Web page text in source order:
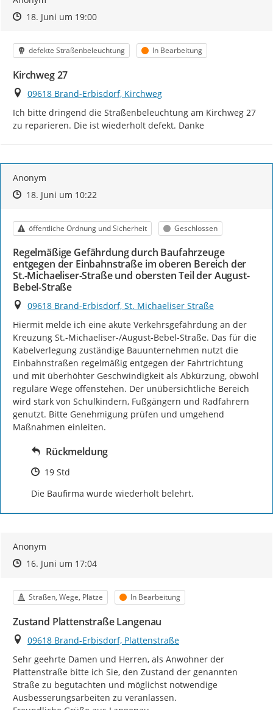
Zeitpunkt des Erstellens
Zeitpunkt des Erstellens
18. Juni um 19:00Zur Äußerung
Kategorie
defekte Straßenbeleuchtung Status
In Bearbeitung
Kirchweg 27
Ort
09618 Brand-Erbisdorf, Kirchweg
Ich bitte dringend die Straßenbeleuchtung am Kirchweg 27
zu reparieren. Die ist wiederholt defekt. Danke
Anonym
Zeitpunkt des Erstellens
Zeitpunkt des Erstellens
18. Juni um 10:22Zur Äußerung
Kategorie
öffentliche Ordnung und Sicherheit Status
Geschlossen
Regelmäßige Gefährdung durch Baufahrzeuge
entgegen der Einbahnstraße im oberen Bereich der
St.-Michaeliser-Straße und obersten Teil der August-
Bebel-Straße
Ort
09618 Brand-Erbisdorf, St. Michaeliser Straße
Hiermit melde ich eine akute Verkehrsgefährdung an der
Kreuzung St.-Michaeliser-/August-Bebel-Straße. Das für die
Kabelverlegung zuständige Bauunternehmen nutzt die
Einbahnstraßen regelmäßig entgegen der Fahrtrichtung
und mit überhöhter Geschwindigkeit als Abkürzung, obwohl
reguläre Wege offenstehen. Der unübersichtliche Bereich
wird stark von Schulkindern, Fußgängern und Radfahrern
genutzt. Bitte Genehmigung prüfen und umgehend
Maßnahmen einleiten.
Rückmeldung
Zeitpunkt des Erstellens
19 Std
Die Baufirma wurde wiederholt belehrt.
Anonym
Zeitpunkt des Erstellens
Zeitpunkt des Erstellens
16. Juni um 17:04Zur Äußerung
Kategorie
Straßen, Wege, Plätze Status
In Bearbeitung
Zustand Plattenstraße Langenau
Ort
09618 Brand-Erbisdorf, Plattenstraße
Sehr geehrte Damen und Herren, als Anwohner der
Plattenstraße bitte ich Sie, den Zustand der genannten
Straße zu begutachten und möglichst notwendige
Ausbesserungsarbeiten zu veranlassen.